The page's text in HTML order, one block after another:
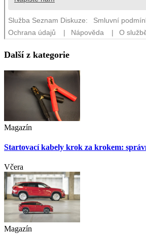
Další z kategorie
Magazín
Startovací kabely krok za krokem:
Včera
Magazín